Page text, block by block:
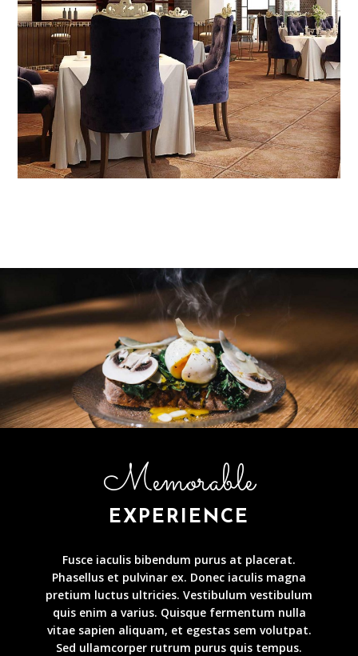
Memorable
EXPERIENCE
Fusce iaculis bibendum purus at placerat.
Phasellus et pulvinar ex. Donec iaculis magna
pretium luctus ultricies. Vestibulum vestibulum
quis enim a varius. Quisque fermentum nulla
vitae sapien aliquam, et egestas sem volutpat.
Sed ullamcorper rutrum purus quis tempus.